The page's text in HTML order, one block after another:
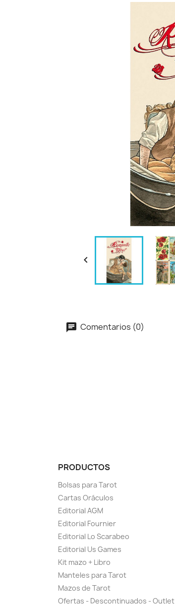

Comentarios (0)
PRODUCTOS
Bolsas para Tarot
Cartas Oráculos
Editorial AGM
Editorial Fournier
Editorial Lo Scarabeo
Editorial Us Games
Kit mazo + Libro
Manteles para Tarot
Mazos de Tarot
Ofertas - Descontinuados - Outlet